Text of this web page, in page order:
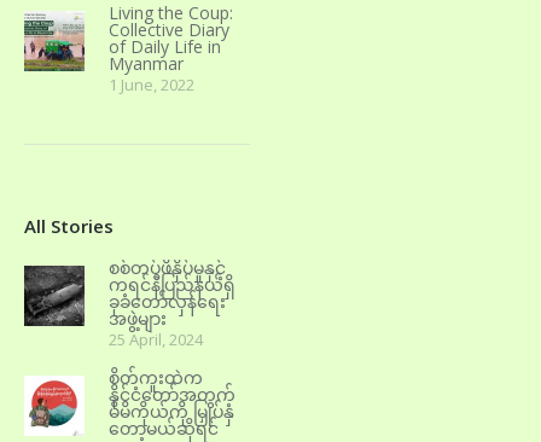
Living the Coup:
Collective Diary
of Daily Life in
Myanmar
1 June, 2022
All Stories
စစ်တပ်ဖိနှိပ်မှုနှင့်
ကရင်နီပြည်နယ်ရှိ
ခုခံတော်လှန်ရေး
အဖွဲ့များ
25 April, 2024
စိတ်ကူးထဲက
နိုင်ငံတော်အတွက်
မိမိကိုယ်ကို မြှုပ်နှံ
တော့မယ်ဆိုရင်